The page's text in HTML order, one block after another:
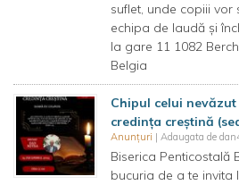
suflet, unde copiii vor
echipa de laudă și
la gare 11 1082
Belgia
Chipul celui
credința creștină
Anunțuri | Adaugata de
Biserica Penticostală
bucuria de a te invita